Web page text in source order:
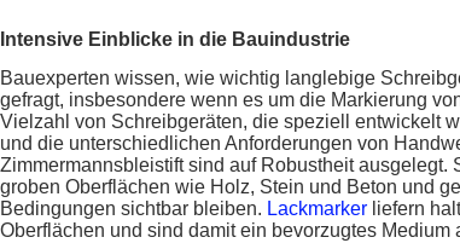
Intensive Einblicke in die Bauindustrie
Bauexperten wissen, wie wichtig langlebige
gefragt, insbesondere wenn es um die Markierung
Vielzahl von Schreibgeräten, die speziell entwickelt
und die unterschiedlichen Anforderungen von
Zimmermannsbleistift sind auf Robustheit
groben Oberflächen wie Holz, Stein und Beton und
Bedingungen sichtbar bleiben. Lackmarker liefern
Oberflächen und sind damit ein bevorzugtes Medium